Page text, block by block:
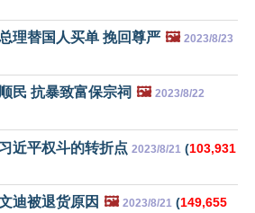
理替国人买单 挽回尊严 🖼️ 2023/8/23
民 抗暴致富保宗祠 🖼️ 2023/8/22
近平权斗的转折点 2023/8/21 (103,931
迪被退货原因 🖼️ 2023/8/21 (149,655